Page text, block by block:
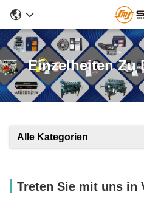
Einzelheiten Zu
Alle Kategorien
Treten Sie mit uns in